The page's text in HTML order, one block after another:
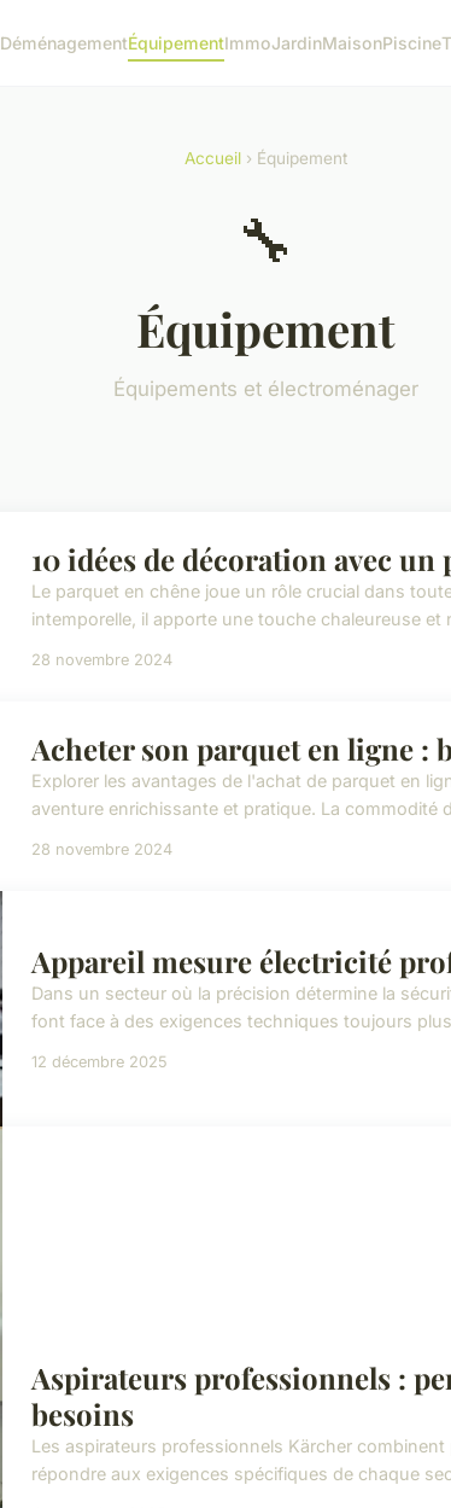
DéménagementÉquipementImmoJardinMaisonPiscine
Accueil› Équipement
🔧
Équipement
Équipements et électroménager
10 idées de décoration avec un
Le parquet en chêne joue un rôle crucial dans
intemporelle, il apporte une touche chaleureuse
28 novembre 2024
Acheter son parquet en ligne :
Explorer les avantages de l'achat de parquet en
aventure enrichissante et pratique. La commodité
28 novembre 2024
Appareil mesure électricité
Dans un secteur où la précision détermine la
font face à des exigences techniques toujours
12 décembre 2025
Aspirateurs professionnels :
besoins
Les aspirateurs professionnels Kärcher
répondre aux exigences spécifiques de chaque